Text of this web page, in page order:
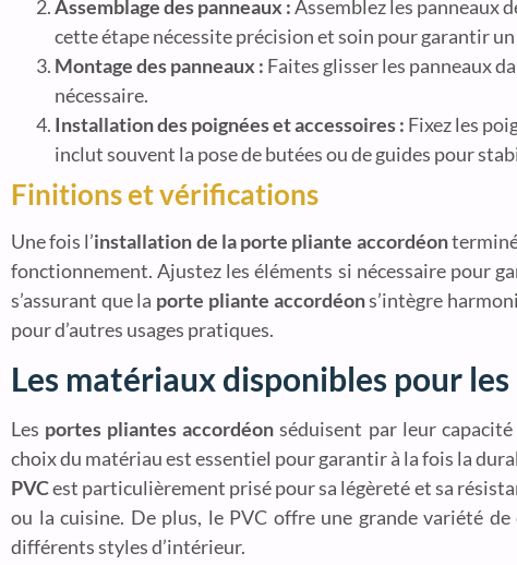
Assemblage des panneaux :Assemblez les panneaux
cette étape nécessite précision et soin pour garantir
Montage des panneaux : Faites glisser les panneaux
nécessaire.
Installation des poignées et accessoires : Fixez les
inclut souvent la pose de butées ou de guides pour
Finitions et vérifications
Une fois l’installation de la porte pliante accordéon
fonctionnement. Ajustez les éléments si nécessaire pour
s’assurant que la porte pliante accordéons’intègre
pour d’autres usages pratiques.
Les matériaux disponibles pour
Les portes pliantes accordéon séduisent par leur
choix du matériau est essentiel pour garantir à la fois la
PVCest particulièrement prisé pour sa légèreté et sa
ou la cuisine. De plus, le PVC offre une grande variété
différents styles d’intérieur.